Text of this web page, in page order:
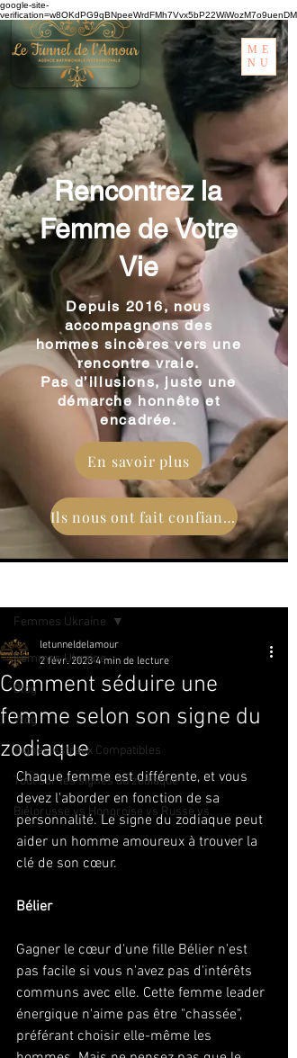
google-site-
verification=w8OKdPG9qBNpeeWrdFMh7Vvx5bP22WiWozM7o9uenDM
ME
NU
Rencontrez la
Femme de Votre
Vie
Depuis 2016, nous
accompagnons des
hommes sincères vers une
rencontre vraie.
Pas d’illusions, juste une
démarche honnête et
encadrée.
En savoir plus
Ils nous ont fait confiance
Femmes Ukraine
Blog
Vlog
Signes Astraux Compatibles
Tout sur les signes du zodiaque
Biélorusse vs Hongroise vs Russe vs
Femmes Ukraine
Comment séduire une
femme selon son signe du
zodiaque
letunneldelamour
2 févr. 2023 4 min de lecture
Chaque femme est différente, et vous
devez l'aborder en fonction de sa
personnalité. Le signe du zodiaque peut
aider un homme amoureux à trouver la
clé de son cœur.
Bélier
Gagner le cœur d'une fille Bélier n'est
pas facile si vous n'avez pas d'intérêts
communs avec elle. Cette femme leader
énergique n'aime pas être "chassée",
préférant choisir elle-même les